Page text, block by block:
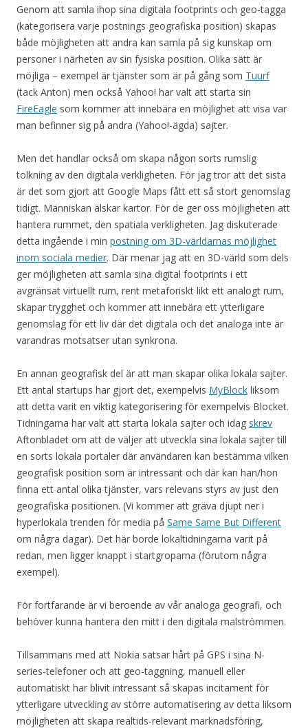
Genom att samla ihop sina digitala footprints och geo-tagga
(kategorisera varje postnings geografiska position) skapas
både möjligheten att andra kan samla på sig kunskap om
personer i närheten av sin fysiska position. Olika sätt är
möjliga – exempel är tjänster som är på gång som Tuurf
(tack Anton) men också Yahoo! har valt att starta sin
FireEagle som kommer att innebära en möjlighet att visa var
man befinner sig på andra (Yahoo!-ägda) sajter.
Men det handlar också om skapa någon sorts rumslig
tolkning av den digitala verkligheten. För jag tror att det sista
är det som gjort att Google Maps fått ett så stort genomslag
tidigt. Människan älskar kartor. För de ger oss möjligheten att
hantera rummet, den spatiala verkligheten. Jag diskuterade
detta ingående i min postning om 3D-världarnas möjlighet
inom sociala medier. Där menar jag att en 3D-värld som dels
ger möjligheten att samla sina digital footprints i ett
avgränsat virtuellt rum, rent metaforiskt likt ett analogt rum,
skapar trygghet och kommer att innebära ett ytterligare
genomslag för ett liv där det digitala och det analoga inte är
varandras motsatser utan synkrona.
En annan geografisk del är att man skapar olika lokala sajter.
Ett antal startups har gjort det, exempelvis MyBlock liksom
att detta varit en viktig kategorisering för exempelvis Blocket.
Tidningarna har valt att starta lokala sajter och idag skrev
Aftonbladet om att de väljer att utveckla sina lokala sajter till
en sorts lokala portaler där användaren kan bestämma vilken
geografisk position som är intressant och där kan han/hon
finna ett antal olika tjänster, vars relevans styrs av just den
geografiska positionen. (Vi kommer att gräva djupt ner i
hyperlokala trenden för media på Same Same But Different
om några dagar). Det här borde lokaltidningarna varit på
redan, men ligger knappt i startgroparna (förutom några
exempel).
För fortfarande är vi beroende av vår analoga geografi, och
behöver kunna hantera den mitt i den digitala malströmmen.
Tillsammans med att Nokia satsar hårt på GPS i sina N-
series-telefoner och att geo-taggning, manuell eller
automatiskt har blivit intressant så skapas incitament för
ytterligare utveckling av större automatisering av detta liksom
möjligheten att skapa realtids-relevant marknadsföring,